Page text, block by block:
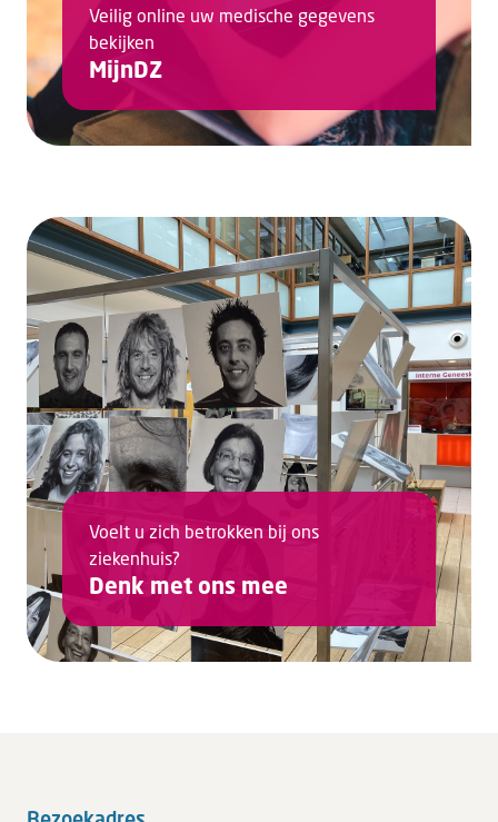
Veilig online uw medische gegevens
bekijken
MijnDZ
Voelt u zich betrokken bij ons
ziekenhuis?
Denk met ons mee